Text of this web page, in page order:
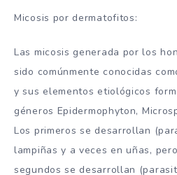
Micosis por dermatofitos:
Las micosis generada por los
sido comúnmente conocidas
y sus elementos etiológicos
géneros Epidermophyton,
Los primeros se desarrollan
lampiñas y a veces en uñas,
segundos se desarrollan